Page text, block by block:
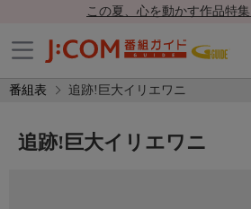
この夏、心を動かす作品特
番組表 追跡!巨大イリエワニ
追跡!巨大イリエワニ